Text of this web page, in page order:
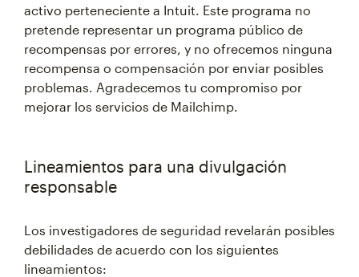
activo perteneciente a Intuit. Este programa no
pretende representar un programa público de
recompensas por errores, y no ofrecemos ninguna
recompensa o compensación por enviar posibles
problemas. Agradecemos tu compromiso por
mejorar los servicios de Mailchimp.
Lineamientos para una divulgación
responsable
Los investigadores de seguridad revelarán posibles
debilidades de acuerdo con los siguientes
lineamientos: